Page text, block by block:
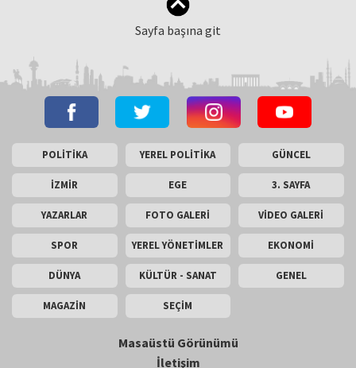
Sayfa başına git
POLİTİKA YEREL POLİTİKA GÜNCEL
İZMİR EGE 3. SAYFA
YAZARLAR FOTO GALERİ VİDEO GALERİ
SPOR YEREL YÖNETİMLER EKONOMİ
DÜNYA KÜLTÜR - SANAT GENEL
MAGAZİN SEÇİM
Masaüstü Görünümü
İletişim